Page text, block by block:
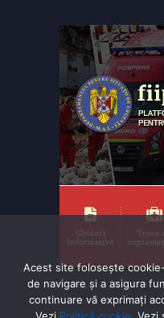
Acest site folosește
de navigare și a asigura
continuare vă exprimaţi